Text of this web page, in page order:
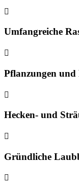

Umfangreiche

Pflanzungen und

Hecken- und

Gründliche
